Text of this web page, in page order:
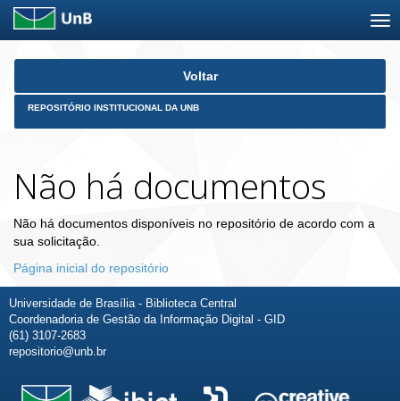
Skip
Voltar
REPOSITÓRIO INSTITUCIONAL DA UNB
Não há documentos
Não há documentos disponíveis no repositório de acordo com a
sua solicitação.
Página inicial do repositório
Universidade de Brasília - Biblioteca Central
Coordenadoria de Gestão da Informação Digital - GID
(61) 3107-2683
repositorio@unb.br